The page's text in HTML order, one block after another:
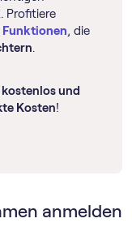
Profitiere
, die
.
kostenlos und
Kosten!
anmelden